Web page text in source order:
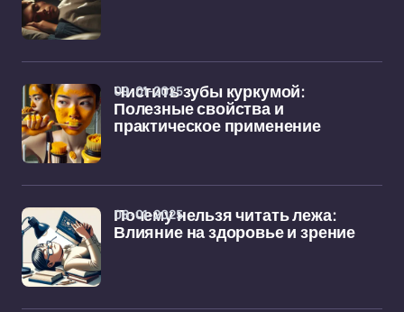
Чистить зубы куркумой:
Полезные свойства и
практическое применение
09-01-2025
Почему нельзя читать лежа:
Влияние на здоровье и зрение
08-01-2025